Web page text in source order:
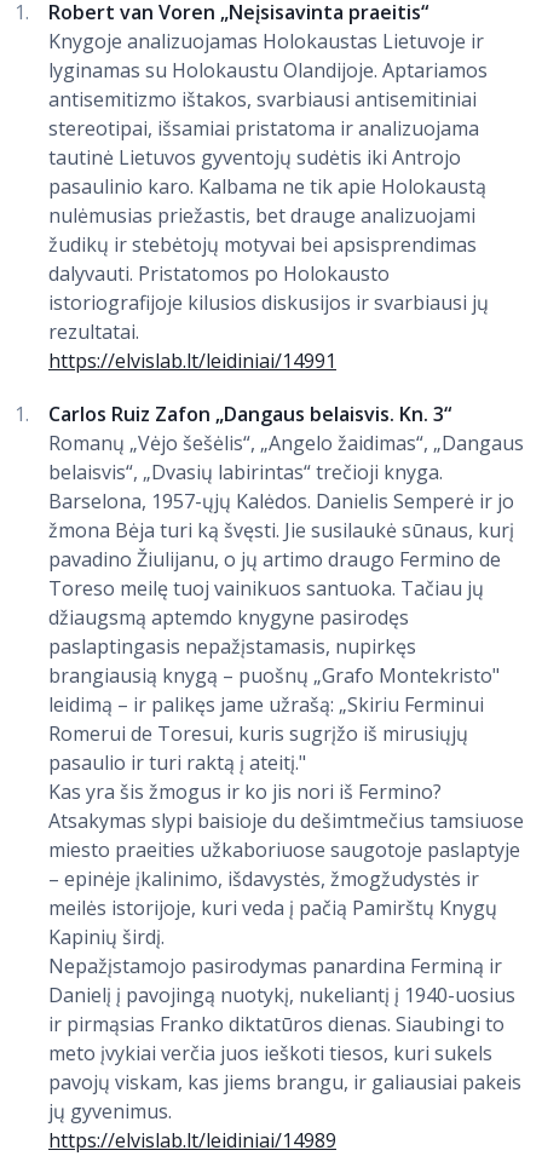
Robert van Voren „Neįsisavinta praeitis“
Knygoje analizuojamas Holokaustas Lietuvoje ir
lyginamas su Holokaustu Olandijoje. Aptariamos
antisemitizmo ištakos, svarbiausi antisemitiniai
stereotipai, išsamiai pristatoma ir analizuojama
tautinė Lietuvos gyventojų sudėtis iki Antrojo
pasaulinio karo. Kalbama ne tik apie Holokaustą
nulėmusias priežastis, bet drauge analizuojami
žudikų ir stebėtojų motyvai bei apsisprendimas
dalyvauti. Pristatomos po Holokausto
istoriografijoje kilusios diskusijos ir svarbiausi jų
rezultatai.
https://elvislab.lt/leidiniai/14991
Carlos Ruiz Zafon „Dangaus belaisvis. Kn. 3“
Romanų „Vėjo šešėlis“, „Angelo žaidimas“, „Dangaus
belaisvis“, „Dvasių labirintas“ trečioji knyga.
Barselona, 1957-ųjų Kalėdos. Danielis Semperė ir jo
žmona Bėja turi ką švęsti. Jie susilaukė sūnaus, kurį
pavadino Žiulijanu, o jų artimo draugo Fermino de
Toreso meilę tuoj vainikuos santuoka. Tačiau jų
džiaugsmą aptemdo knygyne pasirodęs
paslaptingasis nepažįstamasis, nupirkęs
brangiausią knygą – puošnų „Grafo Montekristo"
leidimą – ir palikęs jame užrašą: „Skiriu Ferminui
Romerui de Toresui, kuris sugrįžo iš mirusiųjų
pasaulio ir turi raktą į ateitį."
Kas yra šis žmogus ir ko jis nori iš Fermino?
Atsakymas slypi baisioje du dešimtmečius tamsiuose
miesto praeities užkaboriuose saugotoje paslaptyje
– epinėje įkalinimo, išdavystės, žmogžudystės ir
meilės istorijoje, kuri veda į pačią Pamirštų Knygų
Kapinių širdį.
Nepažįstamojo pasirodymas panardina Ferminą ir
Danielį į pavojingą nuotykį, nukeliantį į 1940-uosius
ir pirmąsias Franko diktatūros dienas. Siaubingi to
meto įvykiai verčia juos ieškoti tiesos, kuri sukels
pavojų viskam, kas jiems brangu, ir galiausiai pakeis
jų gyvenimus.
https://elvislab.lt/leidiniai/14989